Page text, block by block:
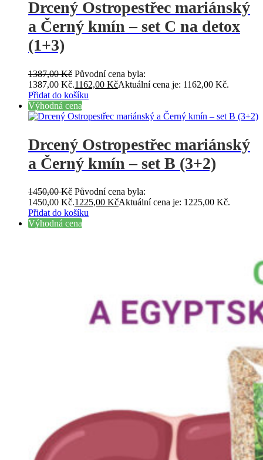
Drcený Ostropestřec mariánský
a Černý kmín – set C na detox
(1+3)
1387,00Kč Původní cena byla:
1387,00 Kč.1162,00 KčAktuální cena je: 1162,00 Kč.
Přidat do košíku
Výhodná cena
Drcený Ostropestřec mariánský
a Černý kmín – set B (3+2)
1450,00Kč Původní cena byla:
1450,00 Kč.1225,00 KčAktuální cena je: 1225,00 Kč.
Přidat do košíku
Výhodná cena